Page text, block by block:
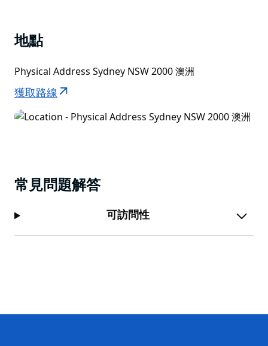
地點
Physical Address Sydney NSW 2000 澳洲
獲取路線
常見問題解答
可訪問性